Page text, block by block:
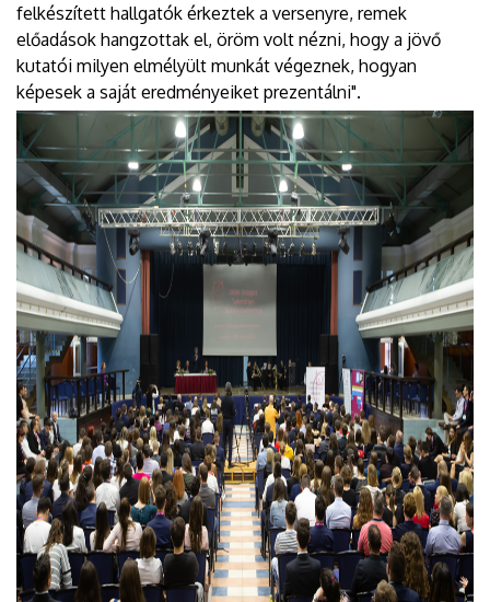
felkészített hallgatók érkeztek a versenyre, remek
előadások hangzottak el, öröm volt nézni, hogy a jövő
kutatói milyen elmélyült munkát végeznek, hogyan
képesek a saját eredményeiket prezentálni".